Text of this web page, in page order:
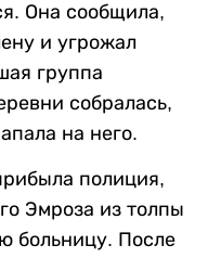
Она сообщила,
и угрожал
группа
собралась,
на него.
полиция,
Эмроза из толпы
больницу. После